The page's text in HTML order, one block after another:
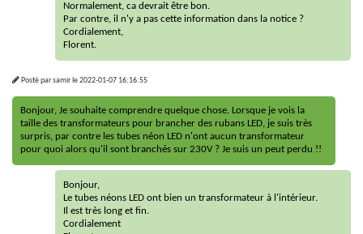
Normalement, ca devrait être bon.
Par contre, il n'y a pas cette information dans la notice ?
Cordialement,
Florent.
Posté parsamirle2022-01-07 16:16:55
Bonjour, Je souhaite comprendre quelque chose. Lorsque je vois la
taille des transformateurs pour brancher des rubans LED, je suis très
surpris, par contre les tubes néon LED n'ont aucun transformateur
pour quoi alors qu'il sont branchés sur 230V ? Je suis un peut perdu !!
Bonjour,
Le tubes néons LED ont bien un transformateur à l'intérieur.
Il est très long et fin.
Cordialement